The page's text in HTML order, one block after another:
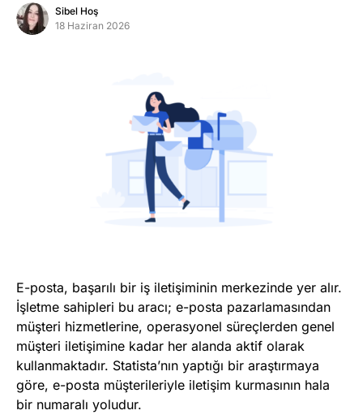
SSL Sertifikası
Müşteri Giriş
Yeni Kayıt
Sibel Hoş
18 Haziran 2026
E-posta, başarılı bir iş iletişiminin merkezinde yer alır.
İşletme sahipleri bu aracı; e-posta pazarlamasından
müşteri hizmetlerine, operasyonel süreçlerden genel
müşteri iletişimine kadar her alanda aktif olarak
kullanmaktadır. Statista’nın yaptığı bir araştırmaya
göre, e-posta müşterileriyle iletişim kurmasının hala
bir numaralı yoludur.